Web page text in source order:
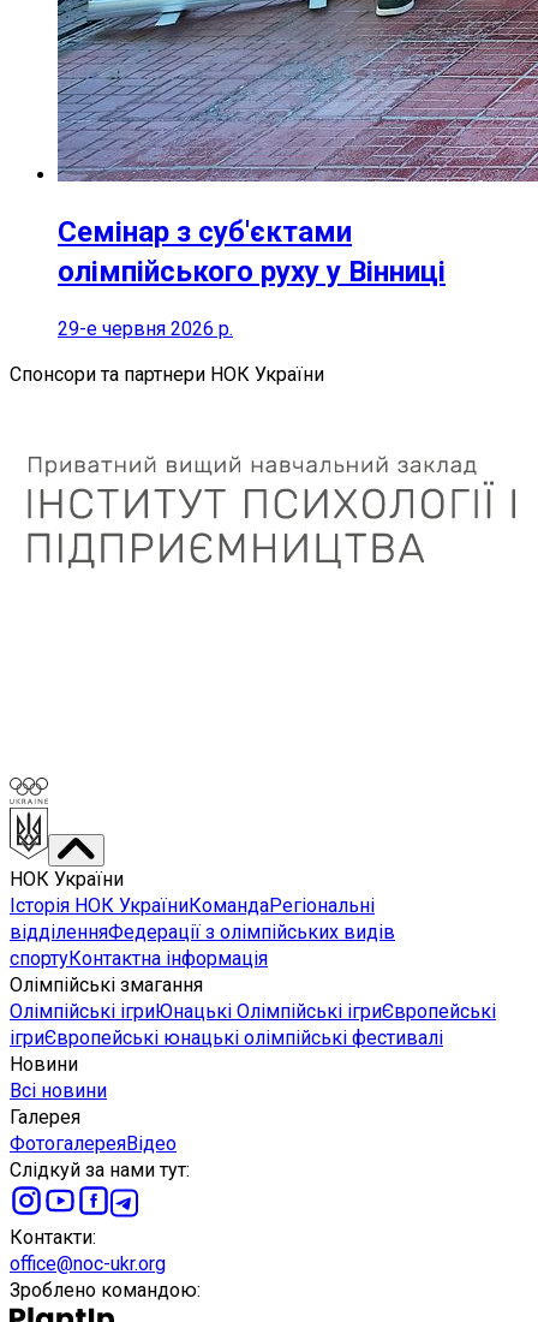
Семінар з суб'єктами
олімпійського руху у Вінниці
29-е червня 2026 р.
Спонсори та партнери НОК України
НОК України
Історія НОК УкраїниКомандаРегіональні
відділенняФедерації з олімпійських видів
спортуКонтактна інформація
Олімпійські змагання
Олімпійські ігриЮнацькі Олімпійські ігриЄвропейські
ігриЄвропейські юнацькі олімпійські фестивалі
Новини
Всі новини
Галерея
ФотогалереяВідео
Слідкуй за нами тут:
Контакти:
office@noc-ukr.org
Зроблено командою: